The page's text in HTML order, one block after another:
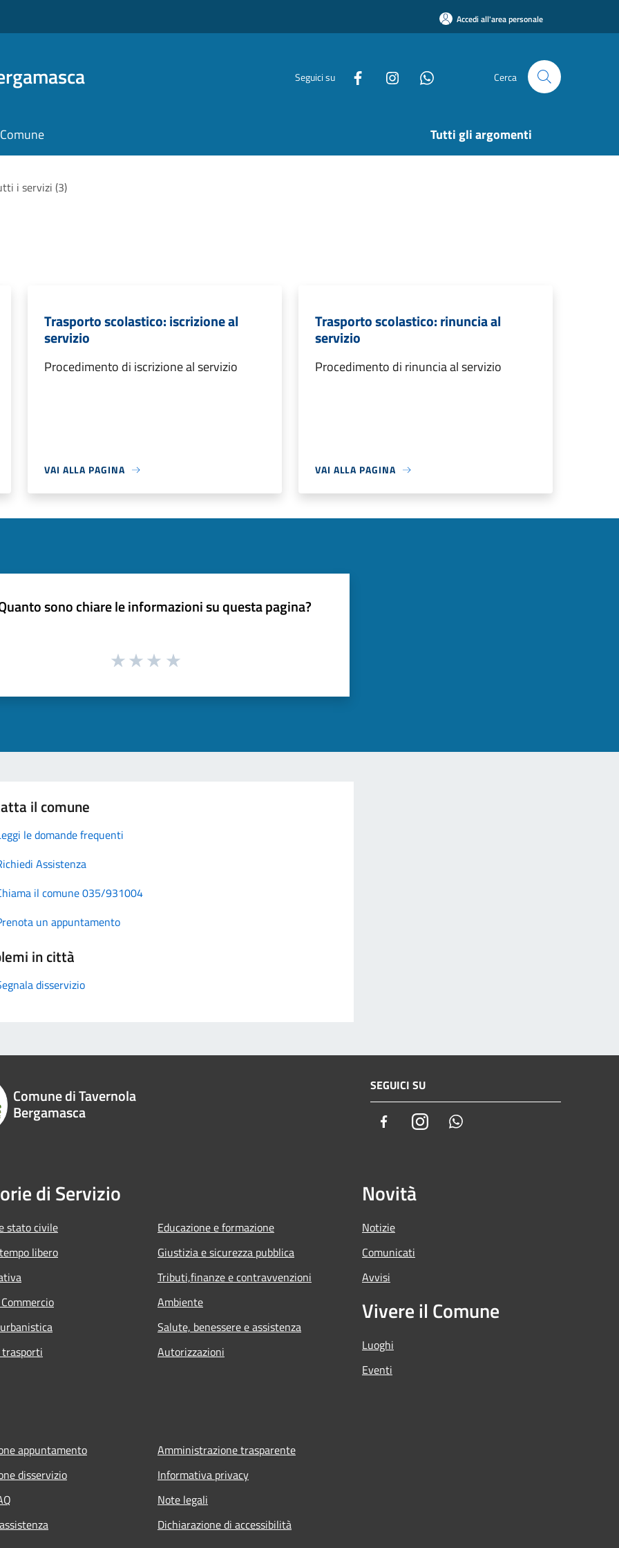
Accedi all'area personale
Seguici su Cerca
Tutti gli argomenti
i servizi (3)
Trasporto scolastico: iscrizione al
servizio
Procedimento di iscrizione al servizio
VAI ALLA PAGINA
Trasporto scolastico: rinuncia al
servizio
Procedimento di rinuncia al servizio
VAI ALLA PAGINA
sono chiare le informazioni su questa pagina?
il comune
le domande frequenti
Assistenza
il comune 035/931004
un appuntamento
in città
disservizio
Comune di Tavernola
Bergamasca
SEGUICI SU
FacebookInstagram
di Servizio
stato civile
libero
Educazione e formazione
Giustizia e sicurezza pubblica
Tributi,finanze e contravvenzioni
Ambiente
Salute, benessere e assistenza
Autorizzazioni
Novità
Notizie
Comunicati
Avvisi
Vivere il Comune
Luoghi
Eventi
appuntamento
disservizio
Amministrazione trasparente
Informativa privacy
Note legali
Dichiarazione di accessibilità